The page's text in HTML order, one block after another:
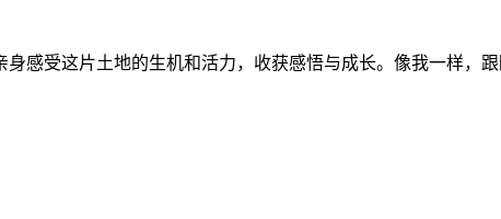
受这片土地的生机和活力，收获感悟与成长。像我一样，跟